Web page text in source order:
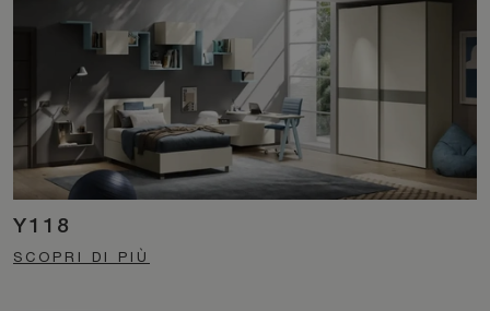
Y118
SCOPRI DI PIÙ